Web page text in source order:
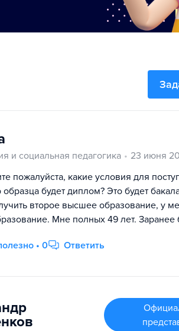
и социальная педагогика
23 июня
пожалуйста, какие условия для
образца будет диплом? Это будет
второе высшее образование, у
Мне полных 49 лет. Заранее
• 0 Ответить